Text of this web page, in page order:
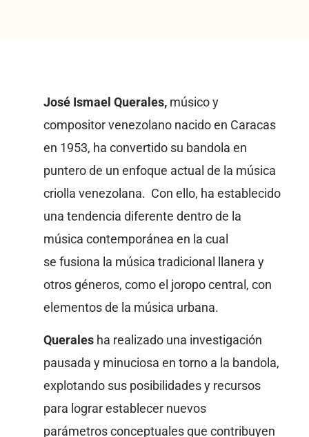
José Ismael Querales,músico y
compositor venezolano nacido en Caracas
en 1953, ha convertido su bandola en
puntero de un enfoque actual de la música
criolla venezolana. Con ello, ha establecido
una tendencia diferente dentro de la
música contemporánea en la cual
se fusiona la música tradicional llanera y
otros géneros, como el joropo central, con
elementos de la música urbana.
Queralesha realizado una investigación
pausada y minuciosa en torno a la bandola,
explotando sus posibilidades y recursos
para lograr establecer nuevos
parámetros conceptuales que contribuyen